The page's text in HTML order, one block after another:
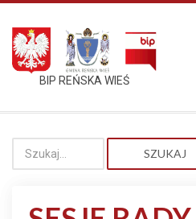
BIP REŃSKA WIEŚ
SZUKAJ